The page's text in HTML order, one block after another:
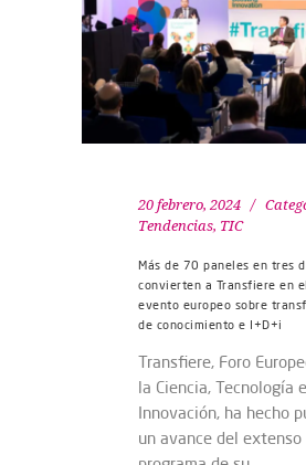
20 febrero, 2024
Tendencias, TIC
Más de 70 paneles en tres
convierten a Transfiere en
evento europeo sobre
de conocimiento e I+D+i
Transfiere, Foro
la Ciencia, Tecnología e
Innovación, ha hecho
un avance del extenso